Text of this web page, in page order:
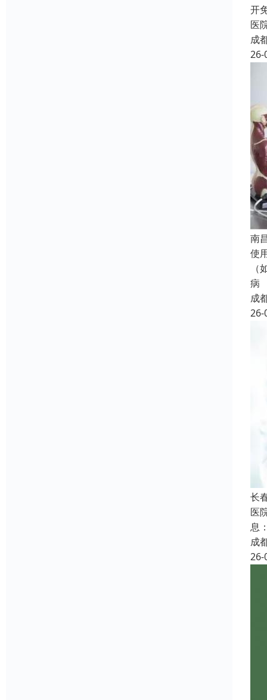
开
医
成
26-
南
使
病
成
26-
长
医
息
成
26-